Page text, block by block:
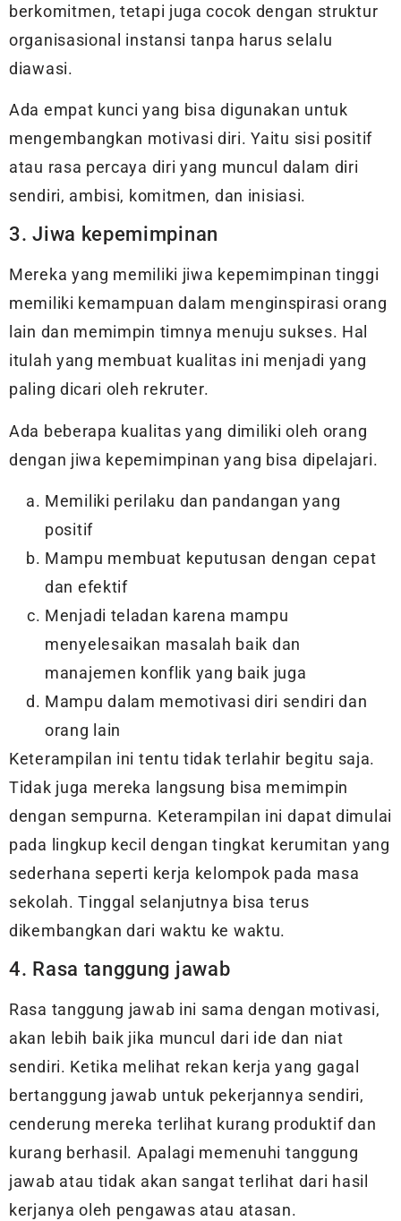
berkomitmen, tetapi juga cocok dengan struktur
organisasional instansi tanpa harus selalu
diawasi.
Ada empat kunci yang bisa digunakan untuk
mengembangkan motivasi diri. Yaitu sisi positif
atau rasa percaya diri yang muncul dalam diri
sendiri, ambisi, komitmen, dan inisiasi.
3. Jiwa kepemimpinan
Mereka yang memiliki jiwa kepemimpinan tinggi
memiliki kemampuan dalam menginspirasi orang
lain dan memimpin timnya menuju sukses. Hal
itulah yang membuat kualitas ini menjadi yang
paling dicari oleh rekruter.
Ada beberapa kualitas yang dimiliki oleh orang
dengan jiwa kepemimpinan yang bisa dipelajari.
Memiliki perilaku dan pandangan yang
positif
Mampu membuat keputusan dengan cepat
dan efektif
Menjadi teladan karena mampu
menyelesaikan masalah baik dan
manajemen konflik yang baik juga
Mampu dalam memotivasi diri sendiri dan
orang lain
Keterampilan ini tentu tidak terlahir begitu saja.
Tidak juga mereka langsung bisa memimpin
dengan sempurna. Keterampilan ini dapat dimulai
pada lingkup kecil dengan tingkat kerumitan yang
sederhana seperti kerja kelompok pada masa
sekolah. Tinggal selanjutnya bisa terus
dikembangkan dari waktu ke waktu.
4. Rasa tanggung jawab
Rasa tanggung jawab ini sama dengan motivasi,
akan lebih baik jika muncul dari ide dan niat
sendiri. Ketika melihat rekan kerja yang gagal
bertanggung jawab untuk pekerjannya sendiri,
cenderung mereka terlihat kurang produktif dan
kurang berhasil. Apalagi memenuhi tanggung
jawab atau tidak akan sangat terlihat dari hasil
kerjanya oleh pengawas atau atasan.